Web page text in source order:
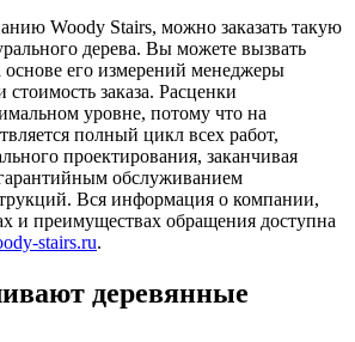
Woody Stairs, можно заказать такую
дерева. Вы можете вызвать
его измерений менеджеры
заказа. Расценки
уровне, потому что на
полный цикл всех работ,
проектирования, заканчивая
обслуживанием
Вся информация о компании,
и преимуществах обращения доступна
stairs.ru.
деревянные